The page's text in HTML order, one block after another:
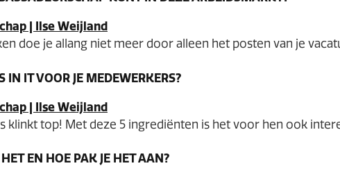
doe je allang niet meer door alleen het posten van je
IN IT VOOR JE MEDEWERKERS?
top! Met deze 5 ingrediënten is het voor hen ook
EN HOE PAK JE HET AAN?